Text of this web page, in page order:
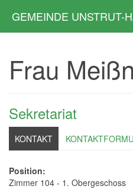
GEMEINDE UNSTRUT-
Frau
Sekretariat
KONTAKT
Position:
Zimmer 104 - 1. Obergeschoss